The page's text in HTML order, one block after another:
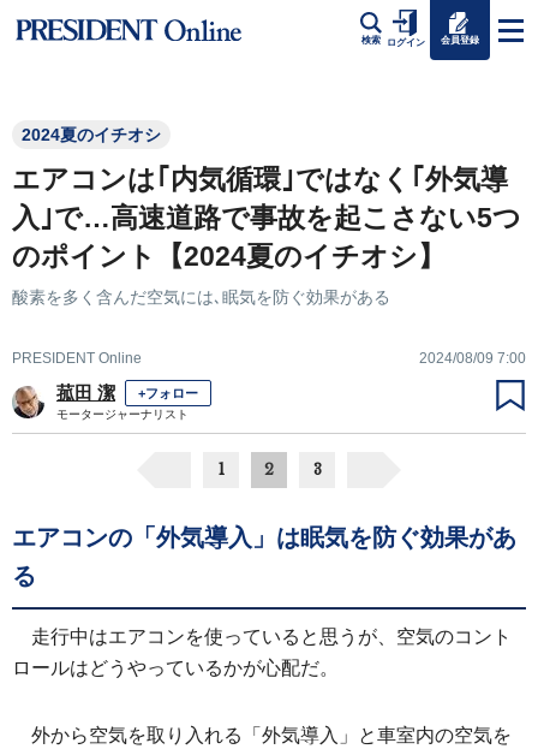
検索 ログイン 会員登録
2024夏のイチオシ
エアコンは｢内気循環｣ではなく｢外気導
入｣で…高速道路で事故を起こさない5つ
のポイント【2024夏のイチオシ】
酸素を多く含んだ空気には､眠気を防ぐ効果がある
PRESIDENT Online 2024/08/09 7:00
菰田 潔 +フォロー
モータージャーナリスト
1 2 3
エアコンの「外気導入」は眠気を防ぐ効果があ
る
走行中はエアコンを使っていると思うが、空気のコント
ロールはどうやっているかが心配だ。
外から空気を取り入れる「外気導入」と車室内の空気を